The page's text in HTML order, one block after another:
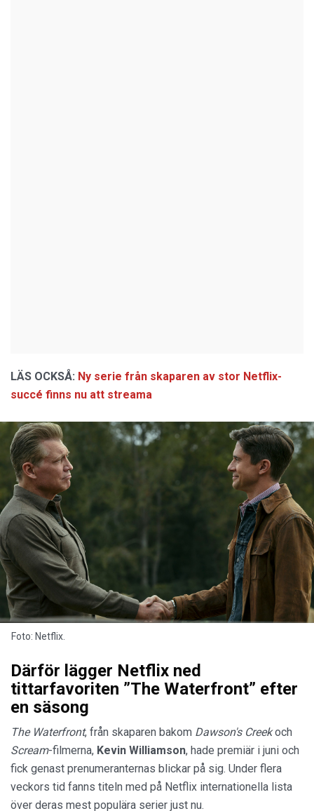
LÄS OCKSÅ: Ny serie från skaparen av stor Netflix-
succé finns nu att streama
Foto: Netflix.
Därför lägger Netflix ned
tittarfavoriten ”The Waterfront” efter
en säsong
The Waterfront, från skaparen bakom Dawson's Creekoch
Scream-filmerna, Kevin Williamson, hade premiär i juni och
fick genast prenumeranternas blickar på sig. Under flera
veckors tid fanns titeln med på Netflix internationella lista
över deras mest populära serier just nu.